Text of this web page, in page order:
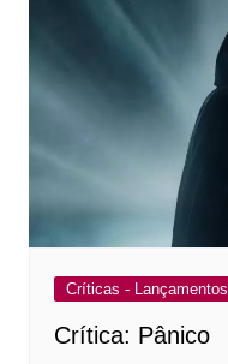
Críticas - Lançamentos
Crítica: Pânico